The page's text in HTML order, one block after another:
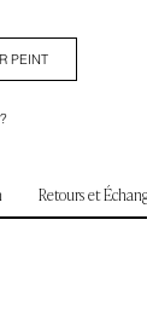
PEINT
Retours et